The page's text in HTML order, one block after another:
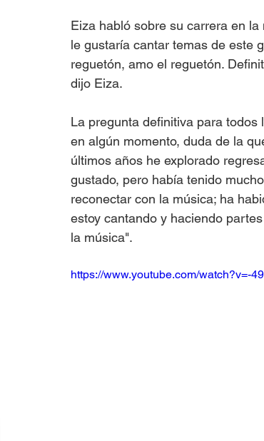
Eiza habló sobre su carrera en
le gustaría cantar temas de este
reguetón, amo el reguetón.
dijo Eiza.
La pregunta definitiva para
en algún momento, duda de la
últimos años he explorado
gustado, pero había tenido
reconectar con la música; ha
estoy cantando y haciendo
la música".
https://www.youtube.com/watch?v=-